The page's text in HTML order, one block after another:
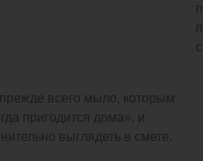
всего мыло, которым
пригодится дома», и
выглядеть в смете.